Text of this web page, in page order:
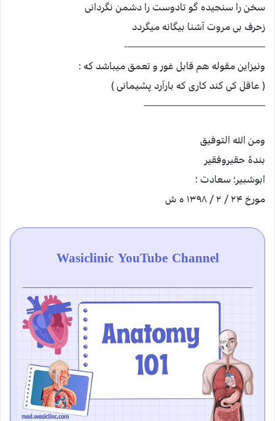
سخن را سنجیده گو تادوست را دشمن نگردانی
زحرف بی مروت آشنا بیگانه میگردد
——————————————-
ونیزاین مقوله هم قابل غور و تعمق میباشد که :
( عاقل کی کند کاری که بارآرد پشیمانی )
————————————-
ومن الله التوفیق
بندۀ حقیروفقیر
ابوشبیر؛ سعادت ؛
مورخ ۲۴ / ۲ / ۱۳۹۸ ه ش
Wasiclinic YouTube Channel